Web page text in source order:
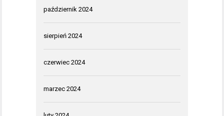
październik 2024
sierpień 2024
czerwiec 2024
marzec 2024